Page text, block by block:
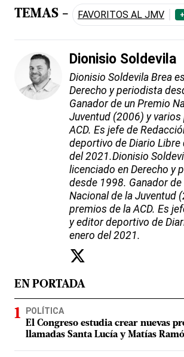
TEMAS - FAVORITOS AL JMV +
Dionisio Soldevila
Dionisio Soldevila Brea
Derecho y periodista
Ganador de un Premio
Juventud (2006) y
ACD. Es jefe de
deportivo de Diario Libre
del 2021.Dionisio
licenciado en Derecho y
desde 1998. Ganador de
Nacional de la Juventud
premios de la ACD. Es
y editor deportivo de
enero del 2021.
EN PORTADA
POLÍTICA
El Congreso estudia crear nuevas
llamadas Santa Lucía y Matías